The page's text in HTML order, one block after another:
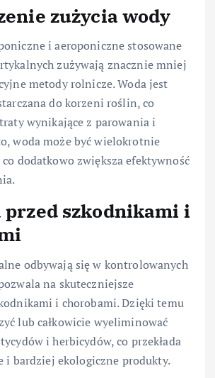
zużycia wody
i aeroponiczne stosowane
zużywają znacznie mniej
metody rolnicze. Woda jest
do korzeni roślin, co
wynikające z parowania i
woda może być wielokrotnie
dodatkowo zwiększa efektywność
przed szkodnikami i
odbywają się w kontrolowanych
na skuteczniejsze
i chorobami. Dzięki temu
lub całkowicie wyeliminować
i herbicydów, co przekłada
i bardziej ekologiczne produkty.